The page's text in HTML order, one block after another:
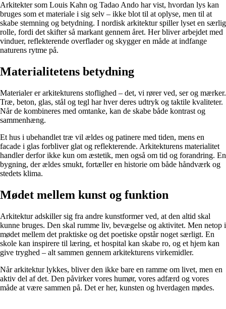
Arkitekter som Louis Kahn og Tadao Ando har vist, hvordan lys kan
bruges som et materiale i sig selv – ikke blot til at oplyse, men til at
skabe stemning og betydning. I nordisk arkitektur spiller lyset en særlig
rolle, fordi det skifter så markant gennem året. Her bliver arbejdet med
vinduer, reflekterende overflader og skygger en måde at indfange
naturens rytme på.
Materialitetens betydning
Materialer er arkitekturens stoflighed – det, vi rører ved, ser og mærker.
Træ, beton, glas, stål og tegl har hver deres udtryk og taktile kvaliteter.
Når de kombineres med omtanke, kan de skabe både kontrast og
sammenhæng.
Et hus i ubehandlet træ vil ældes og patinere med tiden, mens en
facade i glas forbliver glat og reflekterende. Arkitekturens materialitet
handler derfor ikke kun om æstetik, men også om tid og forandring. En
bygning, der ældes smukt, fortæller en historie om både håndværk og
stedets klima.
Mødet mellem kunst og funktion
Arkitektur adskiller sig fra andre kunstformer ved, at den altid skal
kunne bruges. Den skal rumme liv, bevægelse og aktivitet. Men netop i
mødet mellem det praktiske og det poetiske opstår noget særligt. En
skole kan inspirere til læring, et hospital kan skabe ro, og et hjem kan
give tryghed – alt sammen gennem arkitekturens virkemidler.
Når arkitektur lykkes, bliver den ikke bare en ramme om livet, men en
aktiv del af det. Den påvirker vores humør, vores adfærd og vores
måde at være sammen på. Det er her, kunsten og hverdagen mødes.